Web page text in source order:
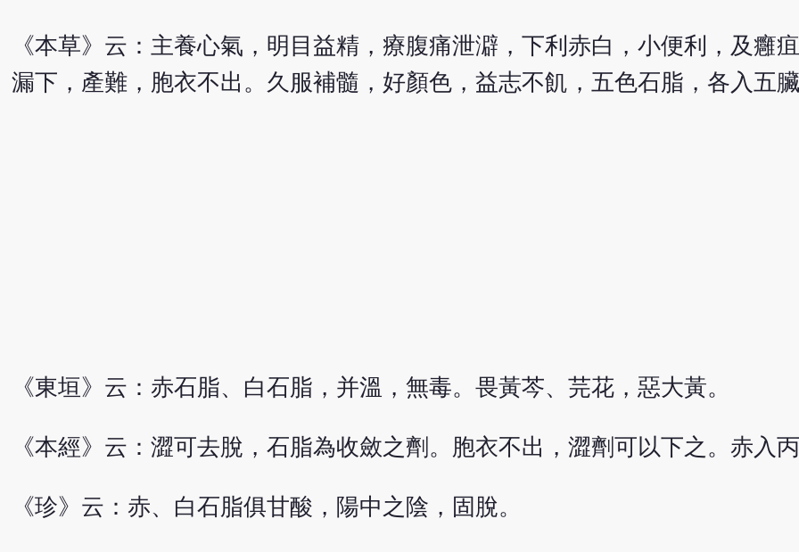
《本草》云：主養心氣，明目益精，療腹痛泄澼，下利赤白，小便利，及癰
漏下，產難，胞衣不出。久服補髓，好顏色，益志不飢，五色石脂，各入五臟
《東垣》云：赤石脂、白石脂，并溫，無毒。畏黃芩、芫花，惡大黃。
《本經》云：澀可去脫，石脂為收斂之劑。胞衣不出，澀劑可以下之。赤入丙
《珍》云：赤、白石脂俱甘酸，陽中之陰，固脫。